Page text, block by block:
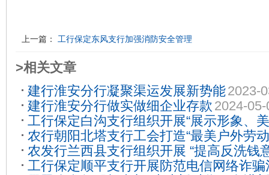
上一篇： 工行保定东风支行加强消防安全管理
>相关文章
建行淮安分行凝聚渠运发展新势能2023-
建行淮安分行做实做细企业存款 2024-05-
工行保定白沟支行组织开展“展示形象、
动2024-04-18
农行朝阳北塔支行工会打造“最美户外劳
09-20
农发行兰西县支行组织开展 “提高反洗钱
传活动2023-03-16
工行保定顺平支行开展防范电信网络诈骗